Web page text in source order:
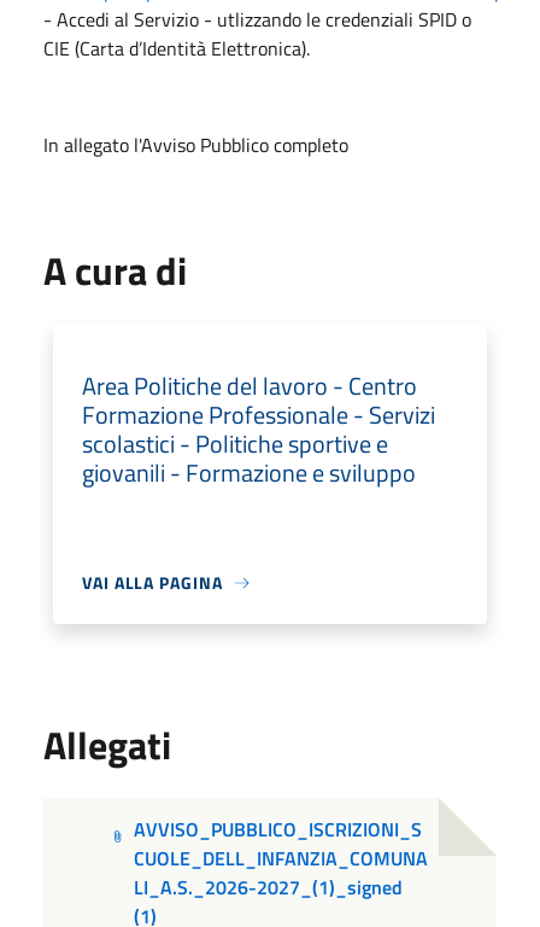
- Accedi al Servizio - utlizzando le credenziali SPID o
CIE (Carta d’Identità Elettronica).
In allegato l'Avviso Pubblico completo
A cura di
Area Politiche del lavoro - Centro
Formazione Professionale - Servizi
scolastici - Politiche sportive e
giovanili - Formazione e sviluppo
VAI ALLA PAGINA
Allegati
AVVISO_PUBBLICO_ISCRIZIONI_S
CUOLE_DELL_INFANZIA_COMUNA
LI_A.S._2026-2027_(1)_signed
(1)